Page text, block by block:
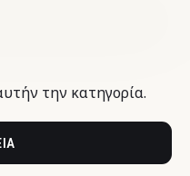
την κατηγορία.